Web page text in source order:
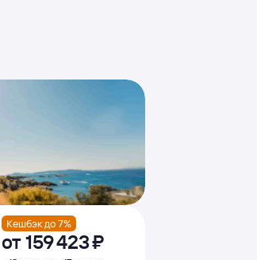
Кешбэк до 7%
от159 ⁠423 ⁠₽